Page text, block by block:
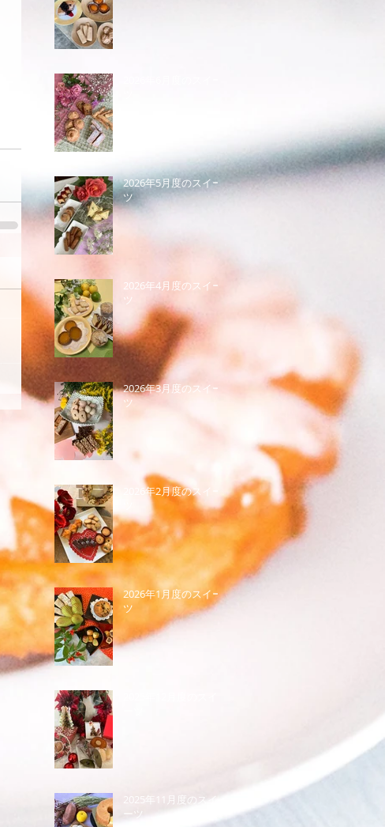
2026年5月度のスイー
ツ
2026年4月度のスイー
ツ
2026年3月度のスイー
ツ
2026年2月度のスイー
2026年1月度のスイー
ツ
2025年11月度のスイ
ーツ